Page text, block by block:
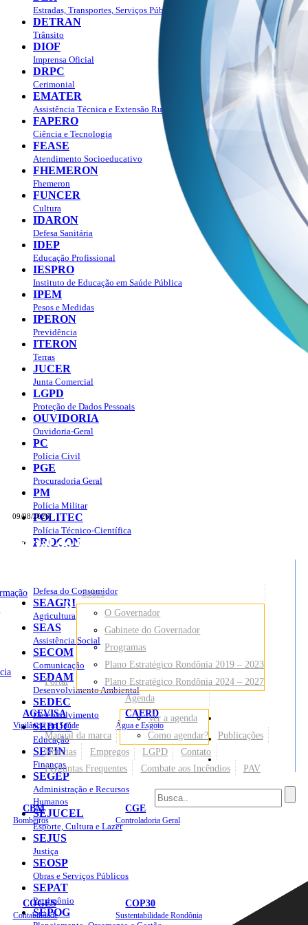
09/08/2026
Portal do Governo do
Rondônia
AGEVISA
Vigilância em Saúde
CAERD
Água e Esgoto
CBM
Bombeiros
CGE
Controladoria Geral
COGES
Contabilidade
COP30
Sustentabilidade Rondônia
Sites
Portal
Sobre
O Governador
Gabinete do Governador
Programas
Plano Estratégico Rondônia 2019 – 2023
Plano Estratégico Rondônia 2024 – 2027
Manual da marca
Agenda
Ver a agenda
Como agendar?
Publicações
Notícias
Empregos LGPD
Contato
Perguntas Frequentes
Combate aos Incêndios PAV
Estradas, Transportes, Serviços Públicos
DETRAN
Trânsito
DIOF
Imprensa Oficial
DRPC
Cerimonial
EMATER
Assistência Técnica e Extensão Rural
FAPERO
Ciência e Tecnologia
FEASE
Atendimento Socioeducativo
FHEMERON
Fhemeron
FUNCER
Cultura
IDARON
Defesa Sanitária
IDEP
Educação Profissional
IESPRO
Instituto de Educação em Saúde Pública
IPEM
Pesos e Medidas
IPERON
Previdência
ITERON
Terras
JUCER
Junta Comercial
LGPD
Proteção de Dados Pessoais
OUVIDORIA
Ouvidoria-Geral
PC
Polícia Civil
PGE
Procuradoria Geral
PM
Polícia Militar
POLITEC
Polícia Técnico-Científica
PROCON
Defesa do Consumidor
SEAGRI
Agricultura
SEAS
Assistência Social
SECOM
Comunicação
SEDAM
Desenvolvimento Ambiental
SEDEC
Desenvolvimento
SEDUC
Educação
SEFIN
Finanças
SEGEP
Administração e Recursos
Humanos
SEJUCEL
Esporte, Cultura e Lazer
SEJUS
Justiça
SEOSP
Obras e Serviços Públicos
SEPAT
Patrimônio
SEPOG